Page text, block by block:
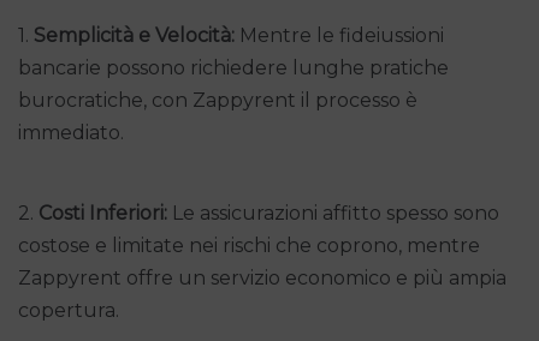
1. Semplicità e Velocità: Mentre le fideiussioni
bancarie possono richiedere lunghe pratiche
burocratiche, con Zappyrent il processo è
immediato.
2. Costi Inferiori: Le assicurazioni affitto spesso sono
costose e limitate nei rischi che coprono, mentre
Zappyrent offre un servizio economico e più ampia
copertura.